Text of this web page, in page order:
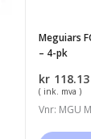
Meguiars
– 4-pk
kr 118.13
( ink. mva )
Vnr: MGU